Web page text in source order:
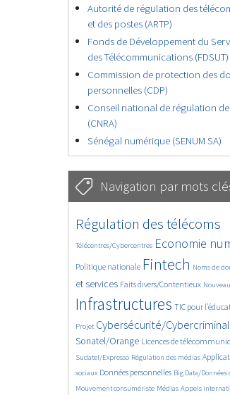
Autorité de régulation des
et des postes (ARTP)
Fonds de Développement du
des Télécommunications (FDSUT)
Commission de protection des
personnelles (CDP)
Conseil national de régulation de
(CNRA)
Sénégal numérique (SENUM SA)
Navigation par mots
4763/5723
Régulation des télécoms
360/5723
Télécentres/Cybercentres
3814/5723 Economie
1881/5723
Politique nationale
5288/5723 Fintech
688/5723
Noms de
2483/5723
et services
1620/5723 Faits divers/Contentieux
859/5723
5723/5723
Infrastructures
1872/5723
TIC pour
193/5723
253/5723
Projet
3576/5723Cybersécurité/
2338/5723
Sonatel/Orange
1646/5723 Licences de
306/5723
Sudatel/Expresso
1032/5723 Régulation des médias
1571/5723
1087/5723
sociaux
1678/5723Données personnelles
143/5723 Big Data/Données
615/5723
Mouvement consumériste
378/5723 Médias
684/5723 Appels
1761/5723